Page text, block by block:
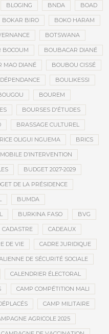
BLOGING BNDA BOAD
BOKAR BIRO BOKO HARAM
BOTSWANA
BOCOUM BOUBACAR DIANÉ
MAO DIANÉ BOUBOU CISSÉ
BOULIKESSI
BOUREM
BOURSES D'ÉTUDES
BRASSAGE CULTUREL
OLIGUI NGUEMA BRICS
D’INTERVENTION
BUDGET 2027-2029
DE LA PRÉSIDENCE
BUMDA
BURKINA FASO BVG
CADASTRE CADEAUX
DE VIE CADRE JURIDIQUE
DE SÉCURITÉ SOCIALE
CALENDRIER ÉLECTORAL
CAMP COMPÉTITION MALI
CAMP MILITAIRE
AGRICOLE 2025